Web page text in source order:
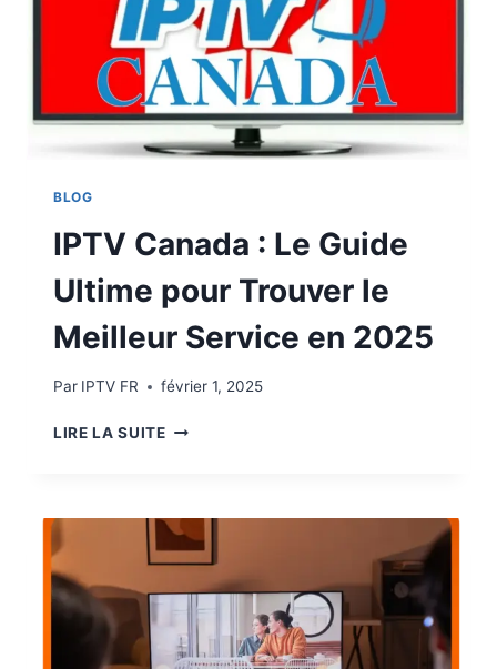
BLOG
IPTV Canada : Le Guide
Ultime pour Trouver le
Meilleur Service en 2025
Par IPTV FR février 1, 2025
LIRE LA SUITE